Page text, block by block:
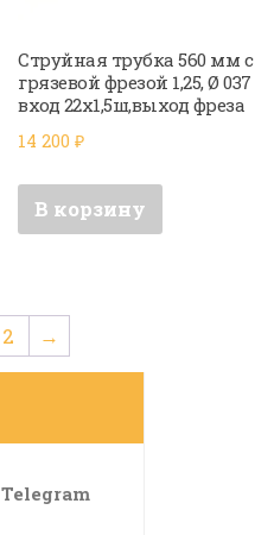
Струйная трубка 560 мм с
грязевой фрезой 1,25, Ø 037
вход 22х1,5ш,выход фреза
14 200₽
В корзину
2 →
Telegram